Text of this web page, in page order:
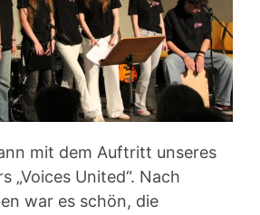
mit dem Auftritt unseres
„Voices United“. Nach
war es schön, die